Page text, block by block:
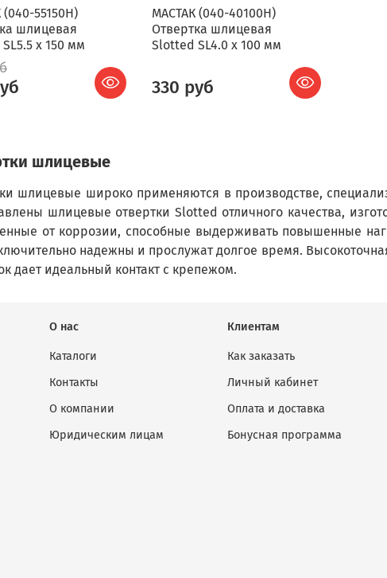
55150H)
шлицевая
x 150 мм
МАСТАК (040-40100H)
Отвертка шлицевая
Slotted SL4.0 x 100 мм
330 руб
шлицевые
шлицевые широко применяются в производстве,
шлицевые отвертки Slotted отличного качества,
от коррозии, способные выдерживать повышенные
надежны и прослужат долгое время.
дает идеальный контакт с крепежом.
О нас
Каталоги
Контакты
О компании
Юридическим лицам
Клиентам
Как заказать
Личный кабинет
Оплата и доставка
Бонусная программа